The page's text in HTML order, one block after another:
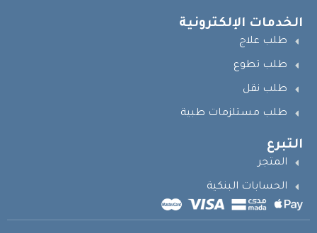
التبرع
المتجر
الحسابات البنكية
الخدمات الإلكترونية
طلب علاج
طلب تطوع
طلب نقل
طلب مستلزمات طبية